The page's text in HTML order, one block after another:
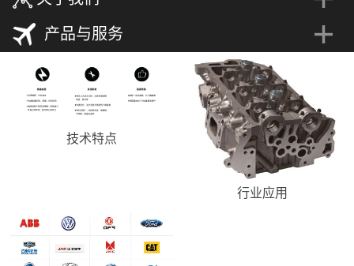
产品与服务
技术特点
行业应用